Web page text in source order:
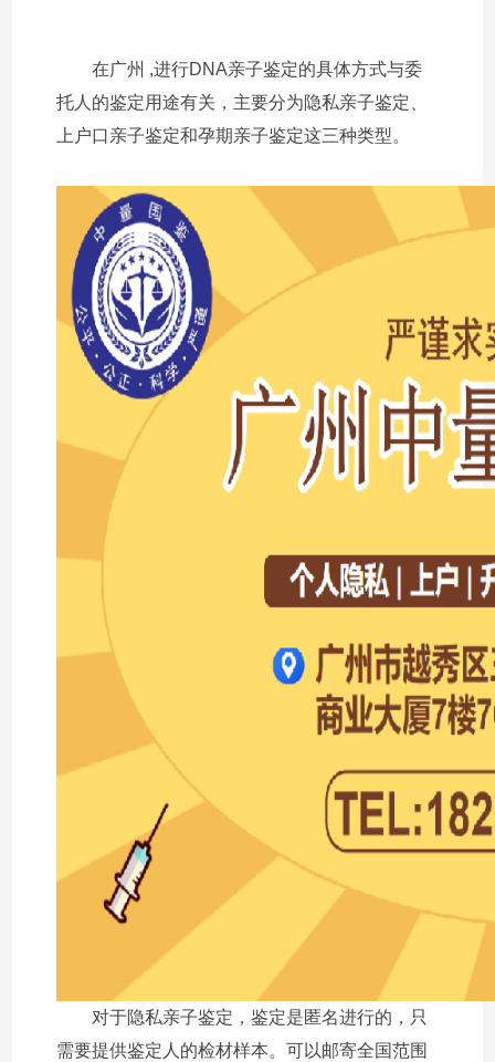
在广州 ,进行DNA亲子鉴定的具体方式与委
托人的鉴定用途有关，主要分为隐私亲子鉴定、
上户口亲子鉴定和孕期亲子鉴定这三种类型。
对于隐私亲子鉴定，鉴定是匿名进行的，只
需要提供鉴定人的检材样本。可以邮寄全国范围